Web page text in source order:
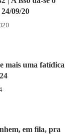
09/20
mais uma fatídica
em fila, pra